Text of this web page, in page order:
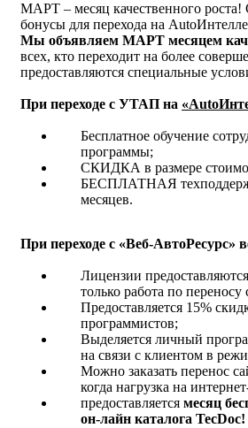
МАРТ – месяц качественного
бонусы для перехода на
Мы объявляем МАРТ месяцем
всех, кто переходит на более
предоставляются специальные
При переходе с УТАП на
Бесплатное обучение
программы;
СКИДКА в размере
БЕСПЛАТНАЯ
месяцев.
При переходе с «Веб-АвтоРесурс»
Лицензии
только работа по переносу
Предоставляется 15%
программистов;
Выделяется личный
на связи с клиентом в
Можно заказать перенос
когда нагрузка на
предоставляется месяц
он-лайн каталога TecDoc!